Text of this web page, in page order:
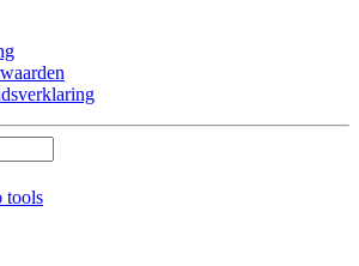
tools